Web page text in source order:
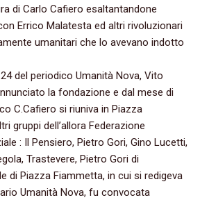
di Carlo Cafiero esaltantandone
Errico Malatesta ed altri rivoluzionari
umanitari che lo avevano indotto
del periodico Umanità Nova, Vito
la fondazione e dal mese di
C.Cafiero si riuniva in Piazza
gruppi dell’allora Federazione
: Il Pensiero, Pietro Gori, Gino Lucetti,
Trastevere, Pietro Gori di
di Piazza Fiammetta, in cui si redigeva
Umanità Nova, fu convocata